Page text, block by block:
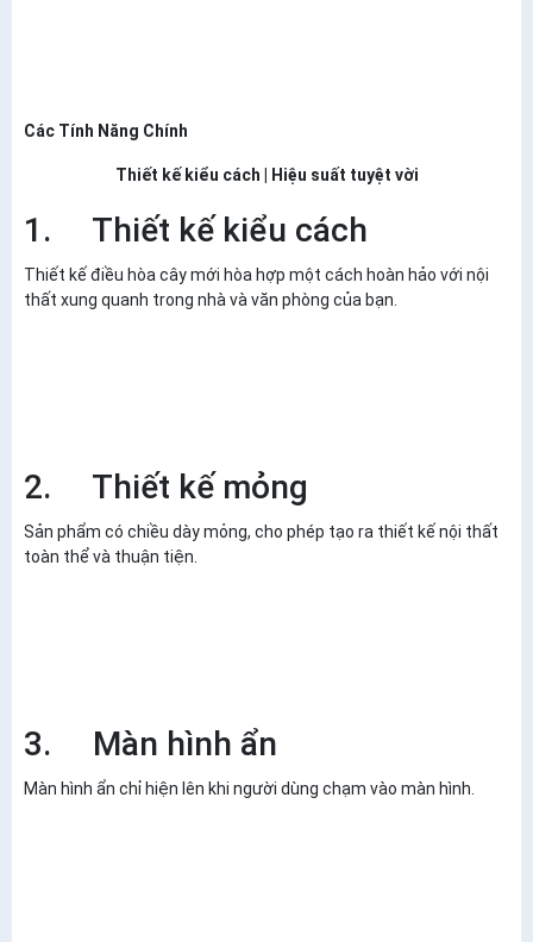
Các Tính Năng Chính
Thiết kế kiểu cách | Hiệu suất tuyệt vời
1. Thiết kế kiểu cách
Thiết kế điều hòa cây mới hòa hợp một cách hoàn hảo với nội
thất xung quanh trong nhà và văn phòng của bạn.
2. Thiết kế mỏng
Sản phẩm có chiều dày mỏng, cho phép tạo ra thiết kế nội thất
toàn thể và thuận tiện.
3. Màn hình ẩn
Màn hình ẩn chỉ hiện lên khi người dùng chạm vào màn hình.